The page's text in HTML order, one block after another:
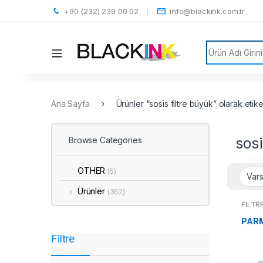
+90 (232) 239 00 02 info@blackink.com.tr
Search for:
Ana Sayfa Ürünler “sosis filtre büyük” olarak
Browse Categories
OTHER (5)
Ürünler (362)
Filtre